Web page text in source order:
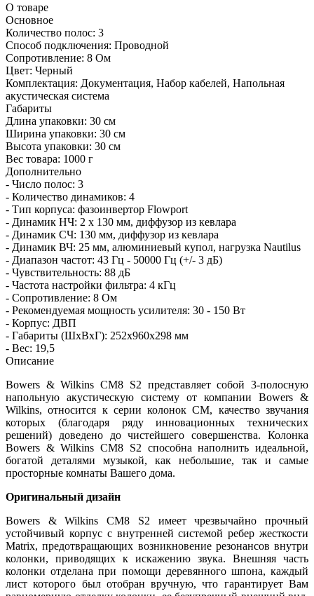
О товаре
Основное
Количество полос: 3
Способ подключения: Проводной
Сопротивление: 8 Ом
Цвет: Черный
Комплектация: Документация, Набор кабелей, Напольная
акустическая система
Габариты
Длина упаковки: 30 см
Ширина упаковки: 30 см
Высота упаковки: 30 см
Вес товара: 1000 г
Дополнительно
- Число полос: 3
- Количество динамиков: 4
- Тип корпуса: фазоинвертор Flowport
- Динамик НЧ: 2 х 130 мм, диффузор из кевлара
- Динамик СЧ: 130 мм, диффузор из кевлара
- Динамик ВЧ: 25 мм, алюминиевый купол, нагрузка Nautilus
- Диапазон частот: 43 Гц - 50000 Гц (+/- 3 дБ)
- Чувствительность: 88 дБ
- Частота настройки фильтра: 4 кГц
- Сопротивление: 8 Ом
- Рекомендуемая мощность усилителя: 30 - 150 Вт
- Корпус: ДВП
- Габариты (ШхВхГ): 252x960x298 мм
- Вес: 19,5
Описание
Bowers & Wilkins CM8 S2 представляет собой 3-полосную
напольную акустическую систему от компании Bowers &
Wilkins, относится к серии колонок СМ, качество звучания
которых (благодаря ряду инновационных технических
решений) доведено до чистейшего совершенства. Колонка
Bowers & Wilkins CM8 S2 способна наполнить идеальной,
богатой деталями музыкой, как небольшие, так и самые
просторные комнаты Вашего дома.
Оригинальный дизайн
Bowers & Wilkins CM8 S2 имеет чрезвычайно прочный
устойчивый корпус с внутренней системой ребер жесткости
Matrix, предотвращающих возникновение резонансов внутри
колонки, приводящих к искажению звука. Внешняя часть
колонки отделана при помощи деревянного шпона, каждый
лист которого был отобран вручную, что гарантирует Вам